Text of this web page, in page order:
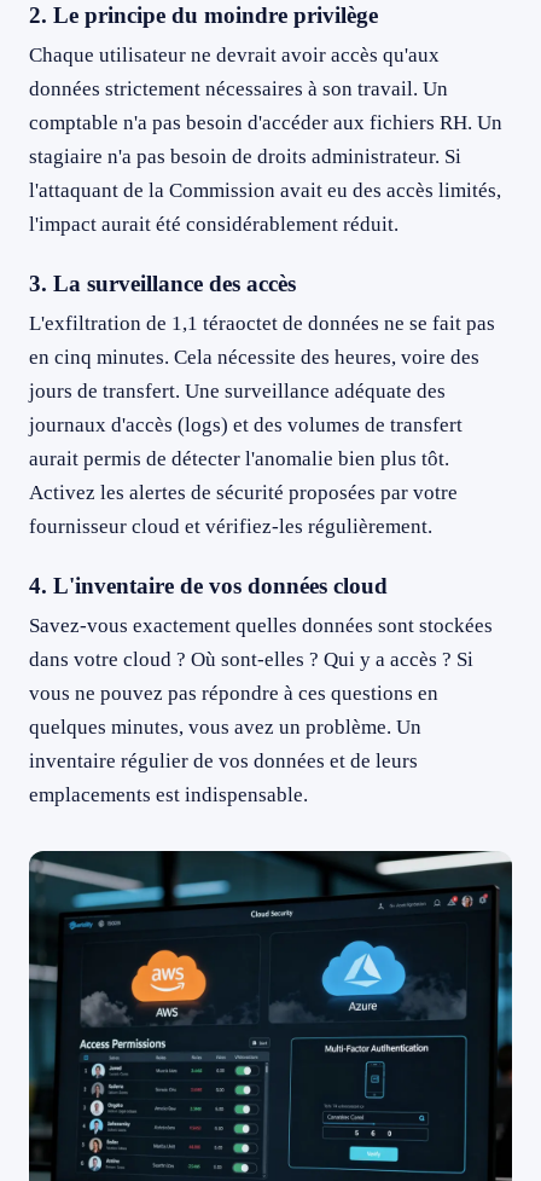
2. Le principe du moindre privilège
Chaque utilisateur ne devrait avoir accès qu'aux
données strictement nécessaires à son travail. Un
comptable n'a pas besoin d'accéder aux fichiers RH. Un
stagiaire n'a pas besoin de droits administrateur. Si
l'attaquant de la Commission avait eu des accès limités,
l'impact aurait été considérablement réduit.
3. La surveillance des accès
L'exfiltration de 1,1 téraoctet de données ne se fait pas
en cinq minutes. Cela nécessite des heures, voire des
jours de transfert. Une surveillance adéquate des
journaux d'accès (logs) et des volumes de transfert
aurait permis de détecter l'anomalie bien plus tôt.
Activez les alertes de sécurité proposées par votre
fournisseur cloud et vérifiez-les régulièrement.
4. L'inventaire de vos données cloud
Savez-vous exactement quelles données sont stockées
dans votre cloud ? Où sont-elles ? Qui y a accès ? Si
vous ne pouvez pas répondre à ces questions en
quelques minutes, vous avez un problème. Un
inventaire régulier de vos données et de leurs
emplacements est indispensable.